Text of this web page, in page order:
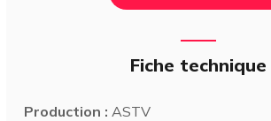
Fiche technique
Production : ASTV